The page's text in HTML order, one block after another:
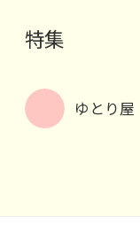
o
o
特集
ゆとり